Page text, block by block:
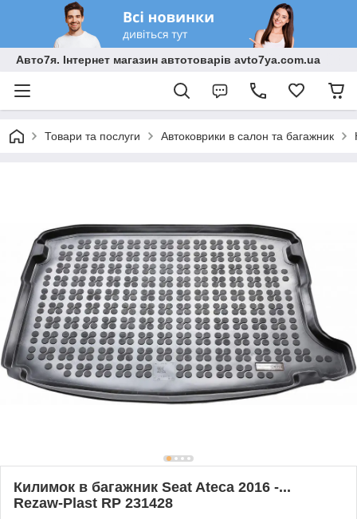
Авто7я. Інтернет магазин автотоварів avto7ya.com.ua
Товари та послуги Автоковрики в салон та багажник
Килимок в багажник Seat Ateca 2016 -...
Rezaw-Plast RP 231428